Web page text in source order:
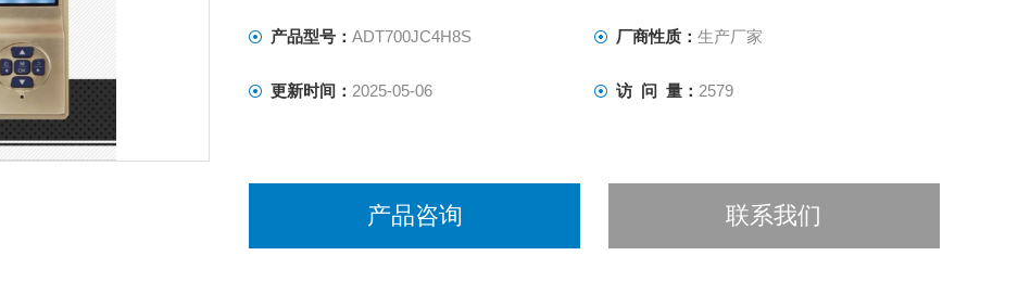
产品型号： ADT700JC4H8S 厂商性质： 生产厂家
更新时间： 2025-05-06 访 问 量： 2579
产品咨询 联系我们